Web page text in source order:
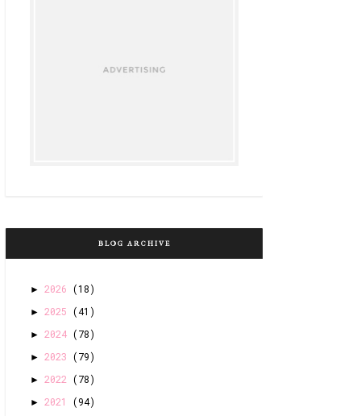
BLOG ARCHIVE
► 2026 (18)
► 2025 (41)
► 2024 (78)
► 2023 (79)
► 2022 (78)
► 2021 (94)